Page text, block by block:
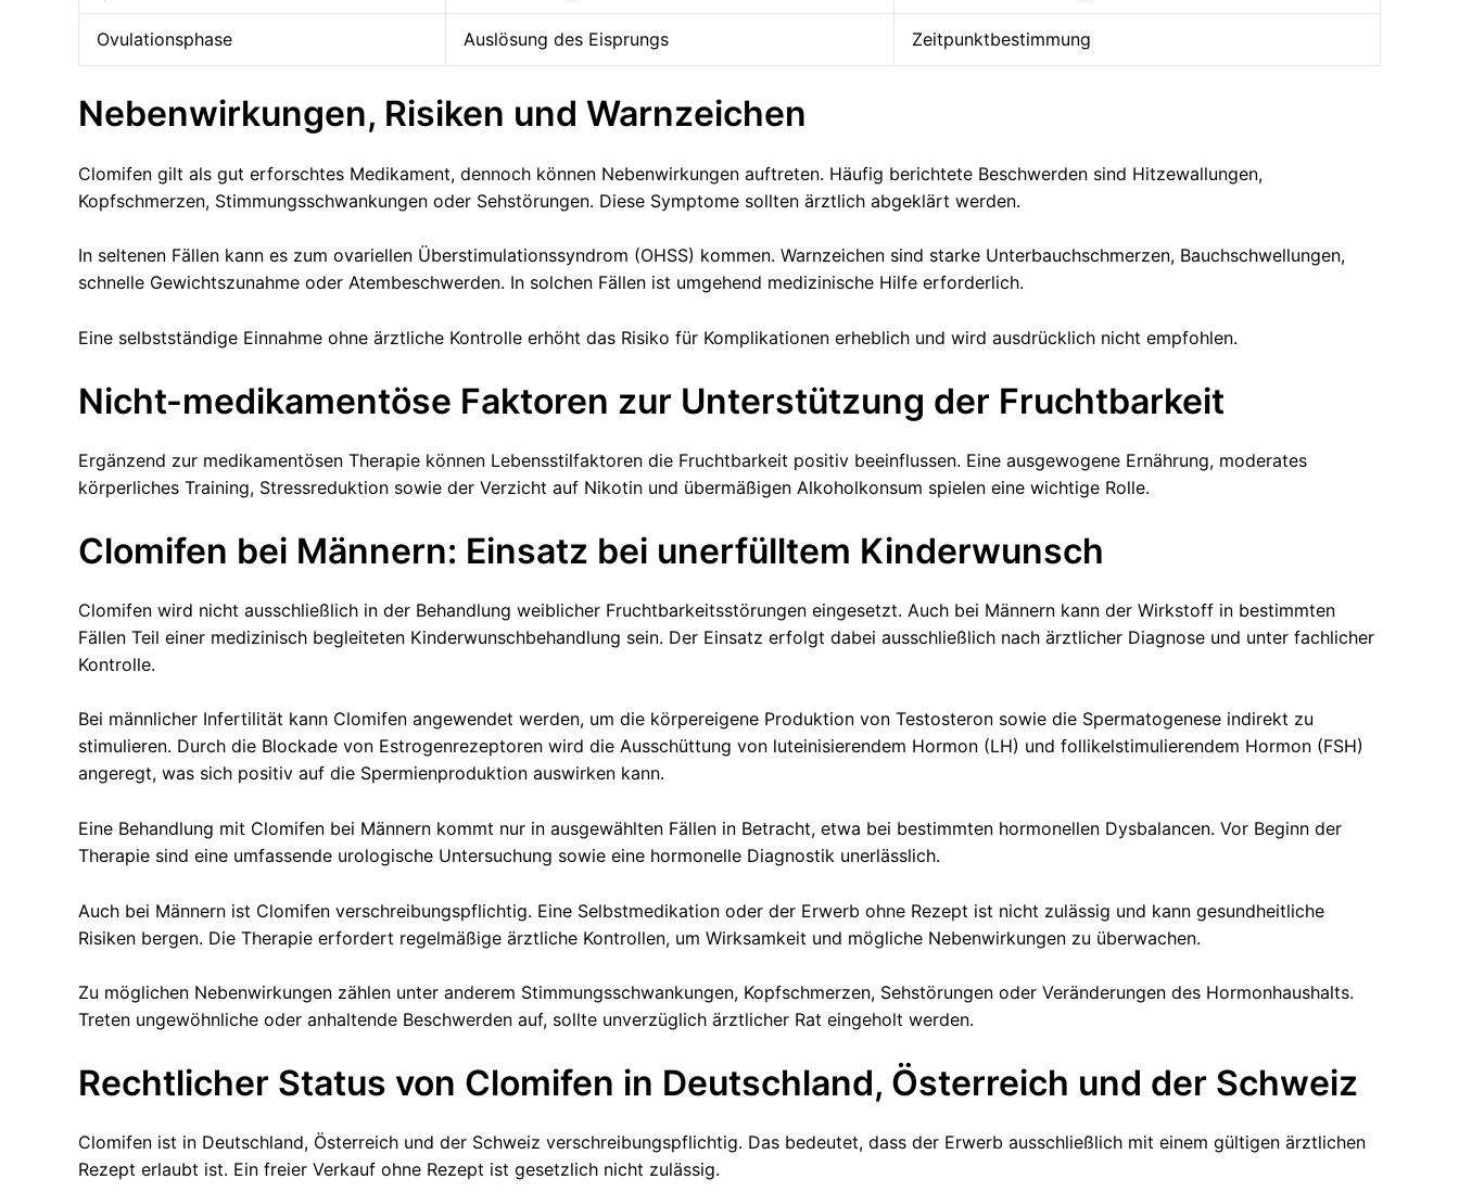
Ovulationsphase Auslösung des Eisprungs Zeitpunktbestimmung
Nebenwirkungen, Risiken und Warnzeichen
Clomifen gilt als gut erforschtes Medikament, dennoch können Nebenwirkungen auftreten. Häufig berichtete Beschwerden sind Hitzewallungen,
Kopfschmerzen, Stimmungsschwankungen oder Sehstörungen. Diese Symptome sollten ärztlich abgeklärt werden.
In seltenen Fällen kann es zum ovariellen Überstimulationssyndrom (OHSS) kommen. Warnzeichen sind starke Unterbauchschmerzen, Bauchschwellungen,
schnelle Gewichtszunahme oder Atembeschwerden. In solchen Fällen ist umgehend medizinische Hilfe erforderlich.
Eine selbstständige Einnahme ohne ärztliche Kontrolle erhöht das Risiko für Komplikationen erheblich und wird ausdrücklich nicht empfohlen.
Nicht-medikamentöse Faktoren zur Unterstützung der Fruchtbarkeit
Ergänzend zur medikamentösen Therapie können Lebensstilfaktoren die Fruchtbarkeit positiv beeinflussen. Eine ausgewogene Ernährung, moderates
körperliches Training, Stressreduktion sowie der Verzicht auf Nikotin und übermäßigen Alkoholkonsum spielen eine wichtige Rolle.
Clomifen bei Männern: Einsatz bei unerfülltem Kinderwunsch
Clomifen wird nicht ausschließlich in der Behandlung weiblicher Fruchtbarkeitsstörungen eingesetzt. Auch bei Männern kann der Wirkstoff in bestimmten
Fällen Teil einer medizinisch begleiteten Kinderwunschbehandlung sein. Der Einsatz erfolgt dabei ausschließlich nach ärztlicher Diagnose und unter fachlicher
Kontrolle.
Bei männlicher Infertilität kann Clomifen angewendet werden, um die körpereigene Produktion von Testosteron sowie die Spermatogenese indirekt zu
stimulieren. Durch die Blockade von Estrogenrezeptoren wird die Ausschüttung von luteinisierendem Hormon (LH) und follikelstimulierendem Hormon (FSH)
angeregt, was sich positiv auf die Spermienproduktion auswirken kann.
Eine Behandlung mit Clomifen bei Männern kommt nur in ausgewählten Fällen in Betracht, etwa bei bestimmten hormonellen Dysbalancen. Vor Beginn der
Therapie sind eine umfassende urologische Untersuchung sowie eine hormonelle Diagnostik unerlässlich.
Auch bei Männern ist Clomifen verschreibungspflichtig. Eine Selbstmedikation oder der Erwerb ohne Rezept ist nicht zulässig und kann gesundheitliche
Risiken bergen. Die Therapie erfordert regelmäßige ärztliche Kontrollen, um Wirksamkeit und mögliche Nebenwirkungen zu überwachen.
Zu möglichen Nebenwirkungen zählen unter anderem Stimmungsschwankungen, Kopfschmerzen, Sehstörungen oder Veränderungen des Hormonhaushalts.
Treten ungewöhnliche oder anhaltende Beschwerden auf, sollte unverzüglich ärztlicher Rat eingeholt werden.
Rechtlicher Status von Clomifen in Deutschland, Österreich und der Schweiz
Clomifen ist in Deutschland, Österreich und der Schweiz verschreibungspflichtig. Das bedeutet, dass der Erwerb ausschließlich mit einem gültigen ärztlichen
Rezept erlaubt ist. Ein freier Verkauf ohne Rezept ist gesetzlich nicht zulässig.